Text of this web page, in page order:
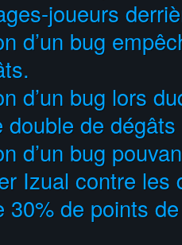
joueurs
d’un bug
d’un bug lors
double de
d’un bug
Izual contre les
30% de points